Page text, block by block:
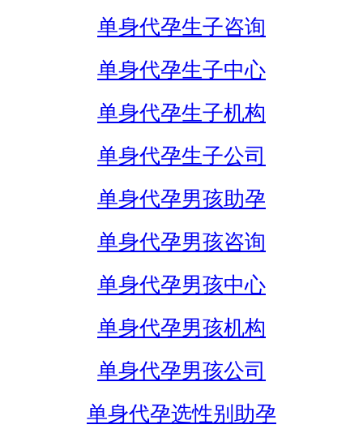
单身代孕生子咨询
单身代孕生子中心
单身代孕生子机构
单身代孕生子公司
单身代孕男孩助孕
单身代孕男孩咨询
单身代孕男孩中心
单身代孕男孩机构
单身代孕男孩公司
单身代孕选性别助孕